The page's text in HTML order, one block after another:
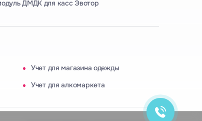
ДМДК для касс Эвотор
Учет для магазина одежды
Учет для алкомаркета